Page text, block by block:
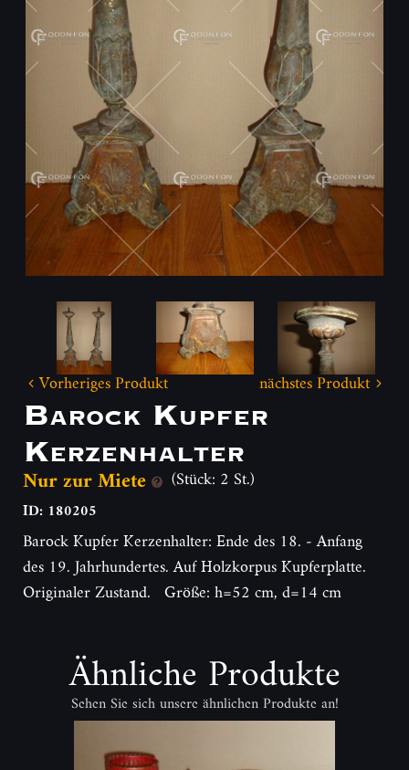
Vorheriges Produkt nächstes Produkt
Barock Kupfer
Kerzenhalter
Nur zur Miete (Stück: 2 St.)
ID: 180205
Barock Kupfer Kerzenhalter: Ende des 18. - Anfang
des 19. Jahrhundertes. Auf Holzkorpus Kupferplatte.
Originaler Zustand. Größe: h=52 cm, d=14 cm
Ähnliche Produkte
Sehen Sie sich unsere ähnlichen Produkte an!